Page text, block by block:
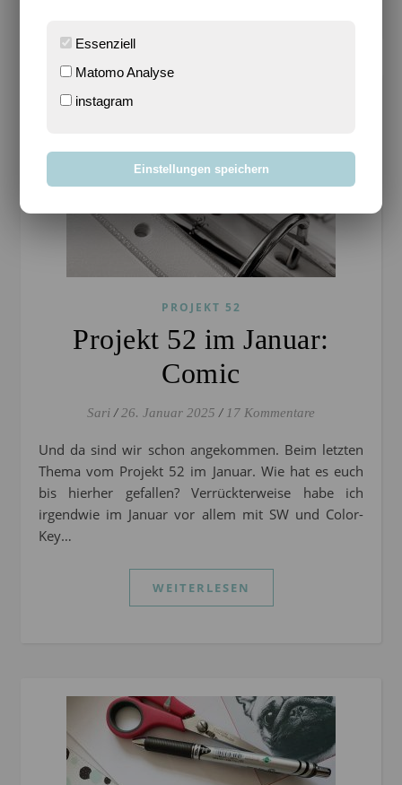
PROJEKT 52
Projekt 52 im Januar:
Comic
Sari / 26. Januar 2025 / 17 Kommentare
Und da sind wir schon angekommen. Beim letzten
Thema vom Projekt 52 im Januar. Wie hat es euch
bis hierher gefallen? Verrückterweise habe ich
irgendwie im Januar vor allem mit SW und Color-
Key…
WEITERLESEN
Essenziell
Matomo Analyse
instagram
Einstellungen speichern